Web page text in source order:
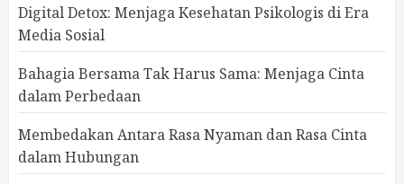
Digital Detox: Menjaga Kesehatan Psikologis di Era
Media Sosial
Bahagia Bersama Tak Harus Sama: Menjaga Cinta
dalam Perbedaan
Membedakan Antara Rasa Nyaman dan Rasa Cinta
dalam Hubungan